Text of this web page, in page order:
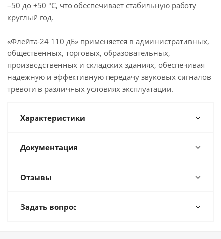
–50 до +50 °C, что обеспечивает стабильную работу
круглый год.
«Флейта-24 110 дБ» применяется в административных,
общественных, торговых, образовательных,
производственных и складских зданиях, обеспечивая
надежную и эффективную передачу звуковых сигналов
тревоги в различных условиях эксплуатации.
Характеристики
Документация
Отзывы
Задать вопрос